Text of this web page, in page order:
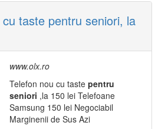
taste pentru seniori, la
www.olx.ro
Telefon nou cu taste pentru
seniori ,la 150 lei Telefoane
Samsung 150 lei Negociabil
Marginenii de Sus Azi